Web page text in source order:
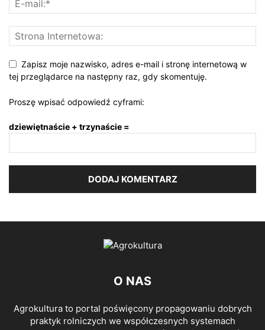
Zapisz moje nazwisko, adres e-mail i stronę internetową w
tej przeglądarce na następny raz, gdy skomentuję.
Proszę wpisać odpowiedź cyframi:
dziewiętnaście + trzynaście =
O NAS
Agrokultura to portal poświęcony propagowaniu dobrych
praktyk rolniczych we współczesnych systemach